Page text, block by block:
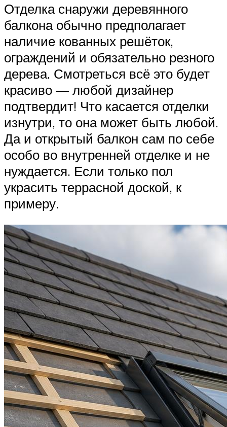
Отделка снаружи деревянного
балкона обычно предполагает
наличие кованных решёток,
ограждений и обязательно резного
дерева. Смотреться всё это будет
красиво — любой дизайнер
подтвердит! Что касается отделки
изнутри, то она может быть любой.
Да и открытый балкон сам по себе
особо во внутренней отделке и не
нуждается. Если только пол
украсить террасной доской, к
примеру.